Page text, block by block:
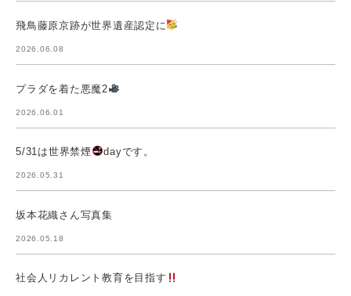
飛鳥藤原京跡が世界遺産認定に
2026.06.08
プラダを着た悪魔2
2026.06.01
5/31は世界禁煙 dayです。
2026.05.31
坂本花織さん写真集
2026.05.18
社会人リカレント教育を目指す